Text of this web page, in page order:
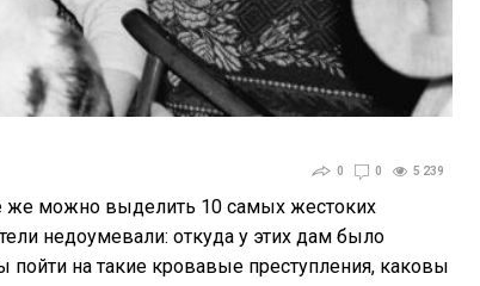
0 0 5 239
же можно выделить 10 самых жестоких
недоумевали: откуда у этих дам было
пойти на такие кровавые преступления, каковы